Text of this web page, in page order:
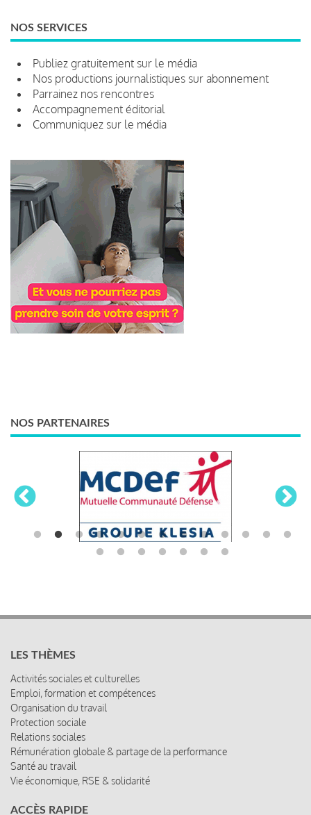
NOS SERVICES
Publiez gratuitement sur le média
Nos productions journalistiques sur abonnement
Parrainez nos rencontres
Accompagnement éditorial
Communiquez sur le média
NOS PARTENAIRES
LES THÈMES
Activités sociales et culturelles
Emploi, formation et compétences
Organisation du travail
Protection sociale
Relations sociales
Rémunération globale & partage de la performance
Santé au travail
Vie économique, RSE & solidarité
ACCÈS RAPIDE